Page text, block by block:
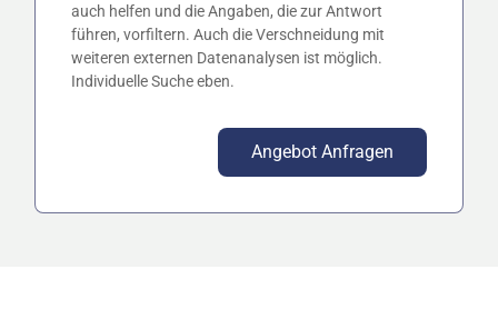
auch helfen und die Angaben, die zur Antwort
führen, vorfiltern. Auch die Verschneidung mit
weiteren externen Datenanalysen ist möglich.
Individuelle Suche eben.
Angebot Anfragen